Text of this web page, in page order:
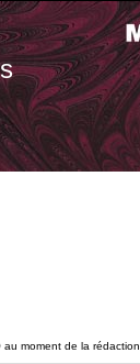
moment de la rédaction